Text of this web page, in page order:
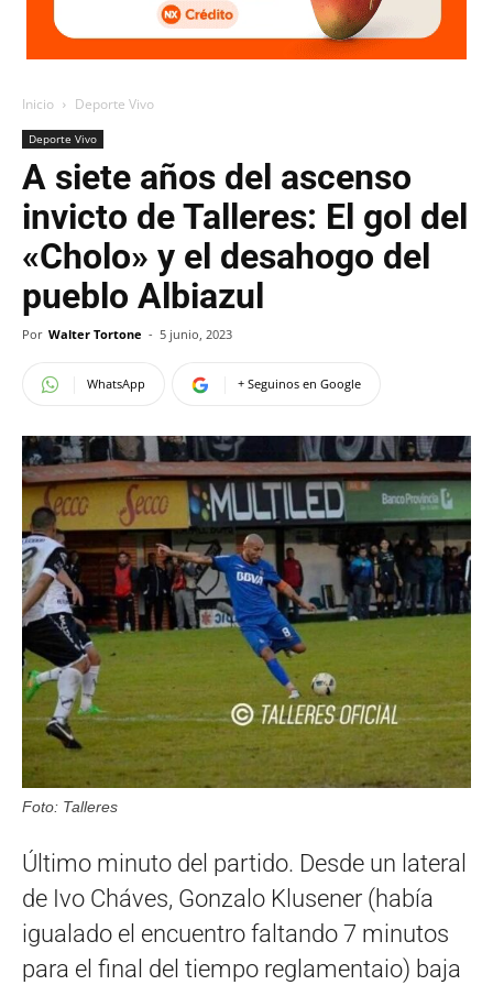
Inicio Deporte Vivo
Deporte Vivo
A siete años del ascenso
invicto de Talleres: El gol del
«Cholo» y el desahogo del
pueblo Albiazul
Por Walter Tortone - 5 junio, 2023
WhatsApp + Seguinos en Google
Foto: Talleres
Último minuto del partido. Desde un lateral
de Ivo Cháves, Gonzalo Klusener (había
igualado el encuentro faltando 7 minutos
para el final del tiempo reglamentaio) baja